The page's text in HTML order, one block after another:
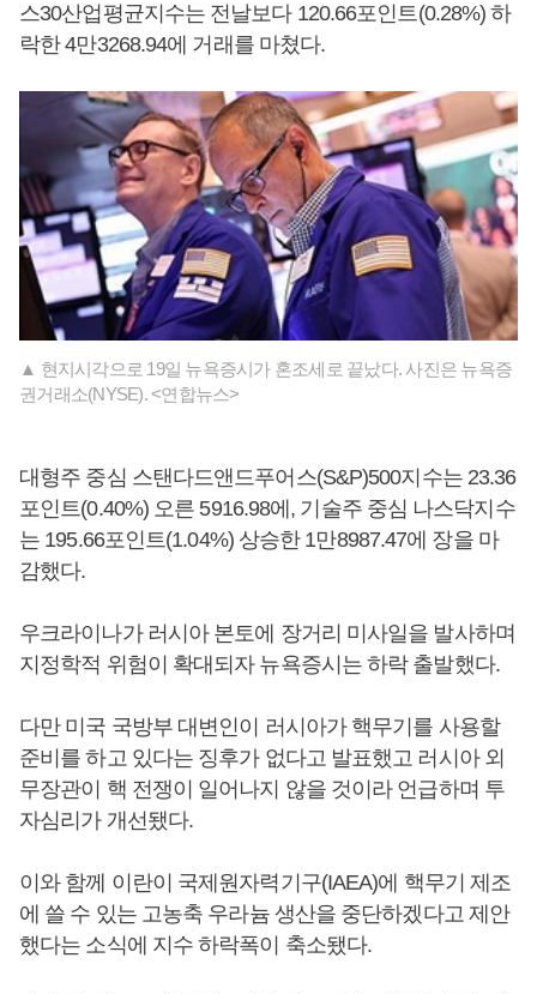
스30산업평균지수는 전날보다 120.66포인트(0.28%) 하
락한 4만3268.94에 거래를 마쳤다.
▲ 현지시각으로 19일 뉴욕증시가 혼조세로 끝났다. 사진은 뉴욕증
권거래소(NYSE). <연합뉴스>
대형주 중심 스탠다드앤드푸어스(S&P)500지수는 23.36
포인트(0.40%) 오른 5916.98에, 기술주 중심 나스닥지수
는 195.66포인트(1.04%) 상승한 1만8987.47에 장을 마
감했다.
우크라이나가 러시아 본토에 장거리 미사일을 발사하며
지정학적 위험이 확대되자 뉴욕증시는 하락 출발했다.
다만 미국 국방부 대변인이 러시아가 핵무기를 사용할
준비를 하고 있다는 징후가 없다고 발표했고 러시아 외
무장관이 핵 전쟁이 일어나지 않을 것이라 언급하며 투
자심리가 개선됐다.
이와 함께 이란이 국제원자력기구(IAEA)에 핵무기 제조
에 쓸 수 있는 고농축 우라늄 생산을 중단하겠다고 제안
했다는 소식에 지수 하락폭이 축소됐다.